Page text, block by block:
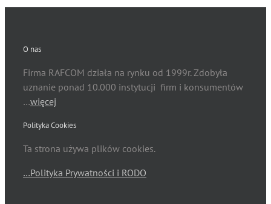
O nas
Firma RAFCOM działa na rynku od 1999r. Zdobyła
uznanie ponad 10.000 instytucji firm i konsumentów
…więcej
Polityka Cookies
Ta strona używa plików cookies.
…Polityka Prywatności i RODO